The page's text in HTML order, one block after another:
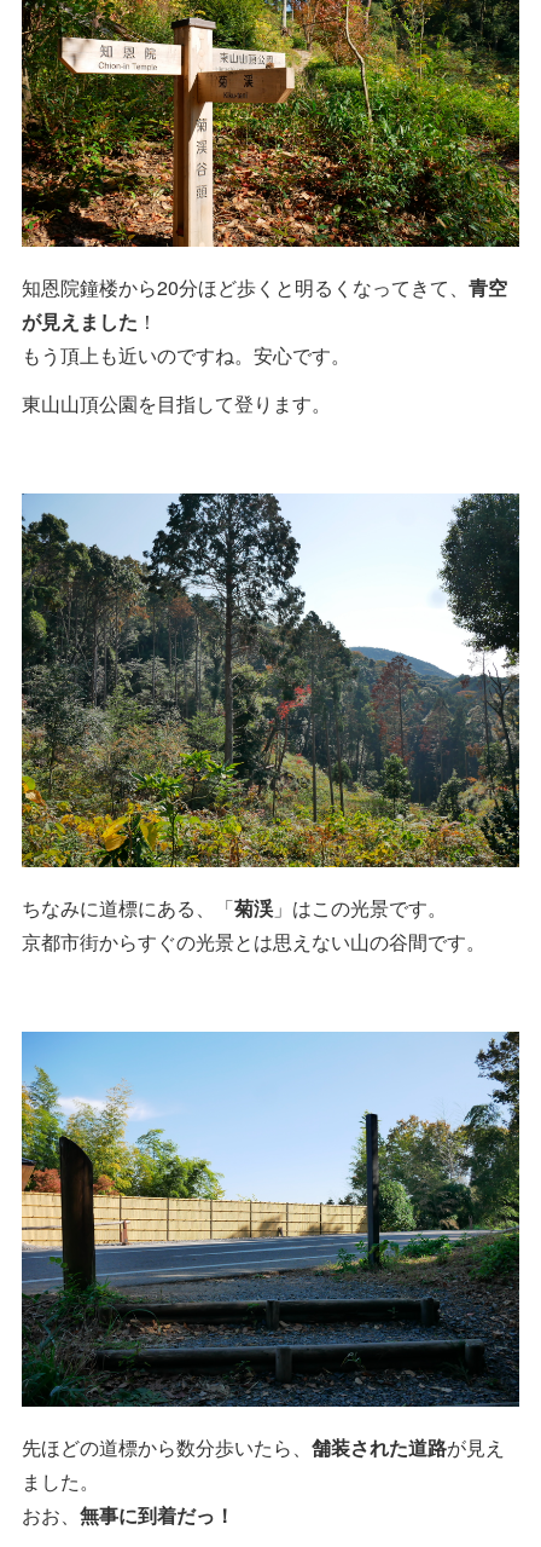
知恩院鐘楼から20分ほど歩くと明るくなってきて、 青空
が見えました ！
もう頂上も近いのですね。安心です。
東山山頂公園を目指して登ります。
ちなみに道標にある、「菊渓 」はこの光景です。
京都市街からすぐの光景とは思えない山の谷間です。
先ほどの道標から数分歩いたら、 舗装された道路が見え
ました。
おお、 無事に到着だっ！